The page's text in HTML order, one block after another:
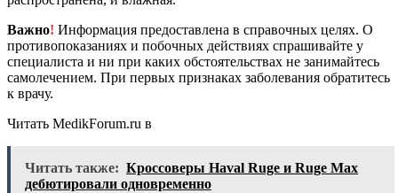
Важно! Информация предоставлена в справочных целях. О
противопоказаниях и побочных действиях спрашивайте у
специалиста и ни при каких обстоятельствах не занимайтесь
самолечением. При первых признаках заболевания обратитесь
к врачу.
Читать MedikForum.ru в
Читать также: Кроссоверы Haval Ruge и Ruge Max
дебютировали одновременно